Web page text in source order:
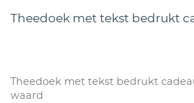
Theedoek met tekst bedrukt
Theedoek met tekst bedrukt
waard